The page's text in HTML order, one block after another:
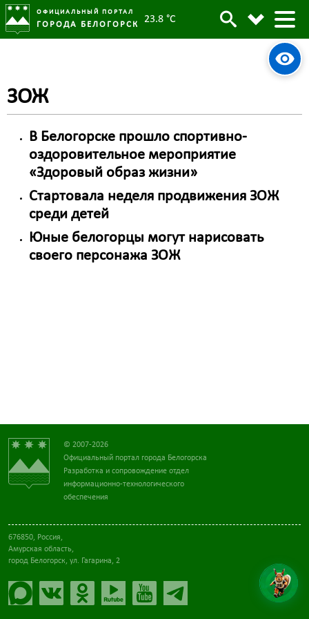
ОФИЦИАЛЬНЫЙ ПОРТАЛ
ГОРОДА БЕЛОГОРСК 23.8 °C
ЗОЖ
В Белогорске прошло спортивно-
оздоровительное мероприятие
«Здоровый образ жизни»
Стартовала неделя продвижения ЗОЖ
среди детей
Юные белогорцы могут нарисовать
своего персонажа ЗОЖ
© 2007-2026
Официальный портал города Белогорска
Разработка и сопровождение отдел
информационно-технологического
обеспечения
676850, Россия,
Амурская область,
город Белогорск, ул. Гагарина, 2